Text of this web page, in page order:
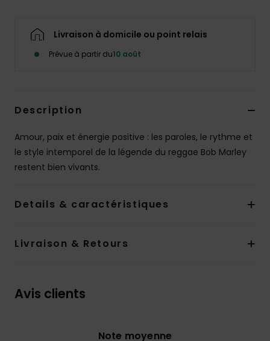
Livraison à domicile ou point relais
Prévue à partir du10 août
Description
Amour, paix et énergie positive : les paroles, le rythme et
le style intemporel de la légende du reggae Bob Marley
restent bien vivants.
Details & caractéristiques
Livraison & Retours
Avis clients
Note moyenne